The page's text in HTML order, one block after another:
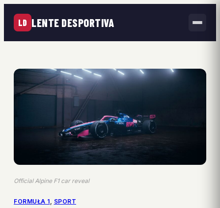
LD LENTE DESPORTIVA
Official Alpine F1 car reveal
FORMUŁA 1, SPORT